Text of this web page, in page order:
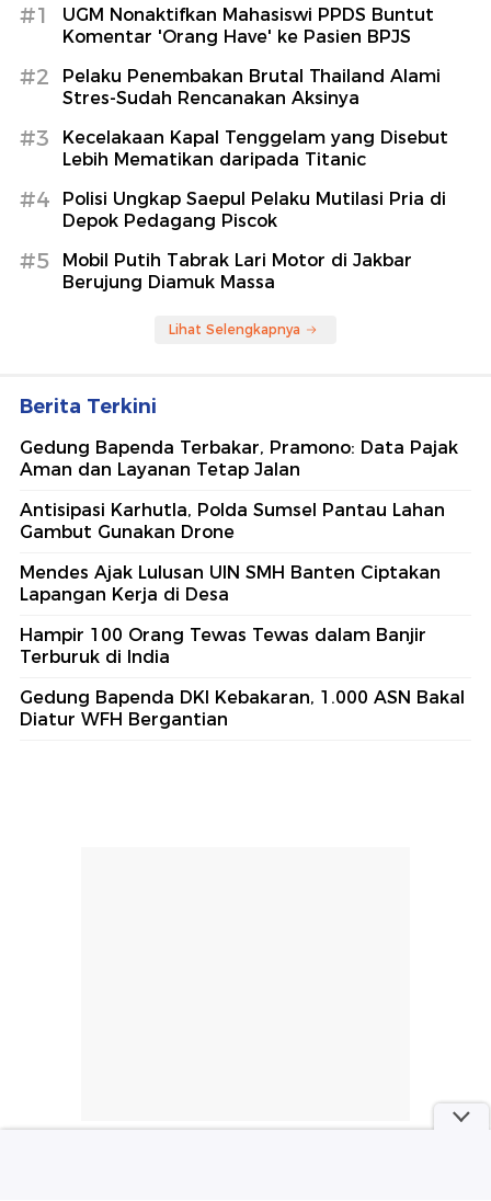
#1
UGM Nonaktifkan Mahasiswi PPDS Buntut
Komentar 'Orang Have' ke Pasien BPJS
#2
Pelaku Penembakan Brutal Thailand Alami
Stres-Sudah Rencanakan Aksinya
#3
Kecelakaan Kapal Tenggelam yang Disebut
Lebih Mematikan daripada Titanic
#4
Polisi Ungkap Saepul Pelaku Mutilasi Pria di
Depok Pedagang Piscok
#5
Mobil Putih Tabrak Lari Motor di Jakbar
Berujung Diamuk Massa
Lihat Selengkapnya
Berita Terkini
Gedung Bapenda Terbakar, Pramono: Data Pajak
Aman dan Layanan Tetap Jalan
Antisipasi Karhutla, Polda Sumsel Pantau Lahan
Gambut Gunakan Drone
Mendes Ajak Lulusan UIN SMH Banten Ciptakan
Lapangan Kerja di Desa
Hampir 100 Orang Tewas Tewas dalam Banjir
Terburuk di India
Gedung Bapenda DKI Kebakaran, 1.000 ASN Bakal
Diatur WFH Bergantian